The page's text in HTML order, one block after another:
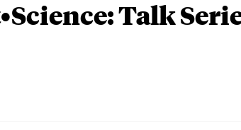
Talk